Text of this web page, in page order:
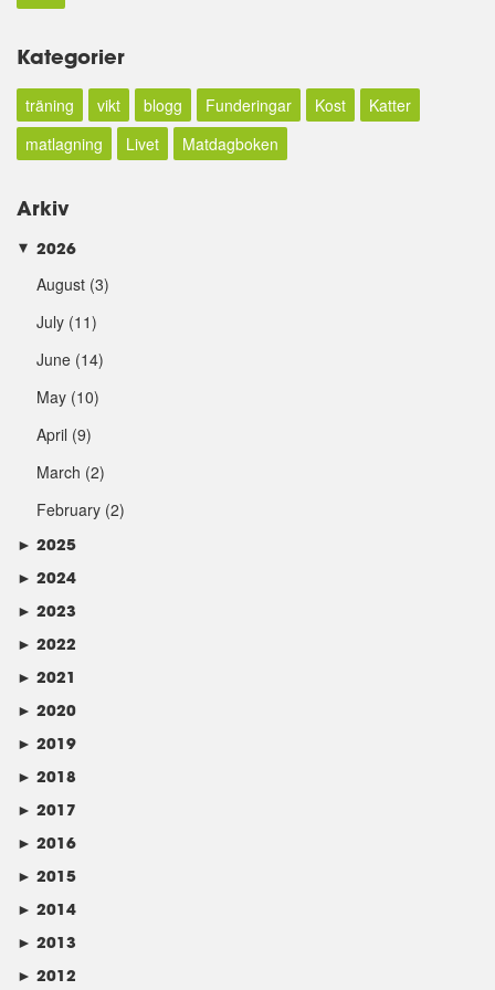
Kategorier
träning vikt blogg Funderingar Kost
Katter
matlagning
Livet Matdagboken
Arkiv
► 2026
August (3)
July (11)
June (14)
May (10)
April (9)
March (2)
February (2)
► 2025
► 2024
► 2023
► 2022
► 2021
► 2020
► 2019
► 2018
► 2017
► 2016
► 2015
► 2014
► 2013
► 2012